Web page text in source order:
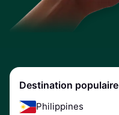
Destination populaire
Philippines